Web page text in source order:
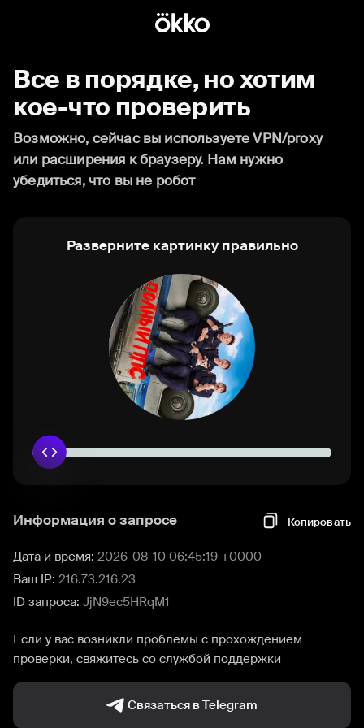
Все в порядке, но хотим
кое-что проверить
Возможно, сейчас вы используете VPN/proxy
или расширения к браузеру. Нам нужно
убедиться, что вы не робот
Разверните картинку правильно
Информация о запросе Копировать
Дата и время: 2026-08-10 06:45:19 +0000
Ваш IP: 216.73.216.23
ID запроса: JjN9ec5HRqM1
Если у вас возникли проблемы с прохождением
проверки, свяжитесь со службой поддержки
Связаться в Telegram